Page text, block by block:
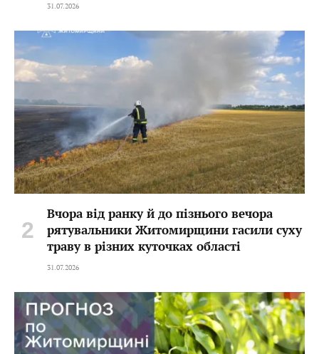
31.07.2026
Вчора від ранку й до пізнього вечора
рятувальники Житомирщини гасили суху
траву в різних куточках області
31.07.2026